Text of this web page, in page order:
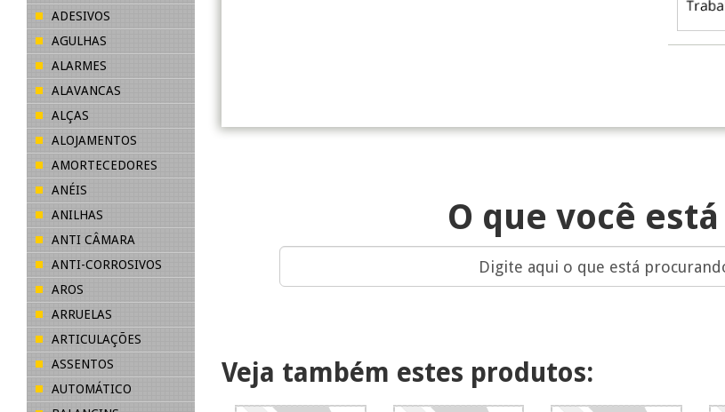
O que você
Veja também estes produtos:
ADESIVOS
AGULHAS
ALARMES
ALAVANCAS
ALÇAS
ALOJAMENTOS
AMORTECEDORES
ANÉIS
ANILHAS
ANTI CÂMARA
ANTI-CORROSIVOS
AROS
ARRUELAS
ARTICULAÇÕES
ASSENTOS
AUTOMÁTICO